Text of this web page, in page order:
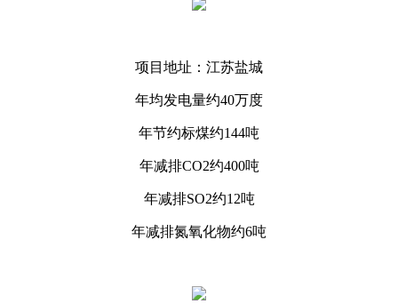
项目地址：江苏盐城
年均发电量约40万度
年节约标煤约144吨
年减排CO2约400吨
年减排SO2约12吨
年减排氮氧化物约6吨